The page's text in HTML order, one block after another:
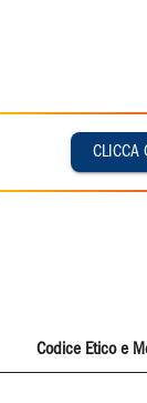
CLICCA
Codice Etico e